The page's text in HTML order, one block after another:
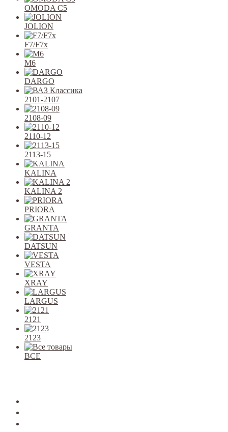
OMODA C5
JOLION
F7/F7x
M6
DARGO
2101-2107
2108-09
2110-12
2113-15
KALINA
KALINA 2
PRIORA
GRANTA
DATSUN
VESTA
XRAY
LARGUS
2121
2123
ВСЕ